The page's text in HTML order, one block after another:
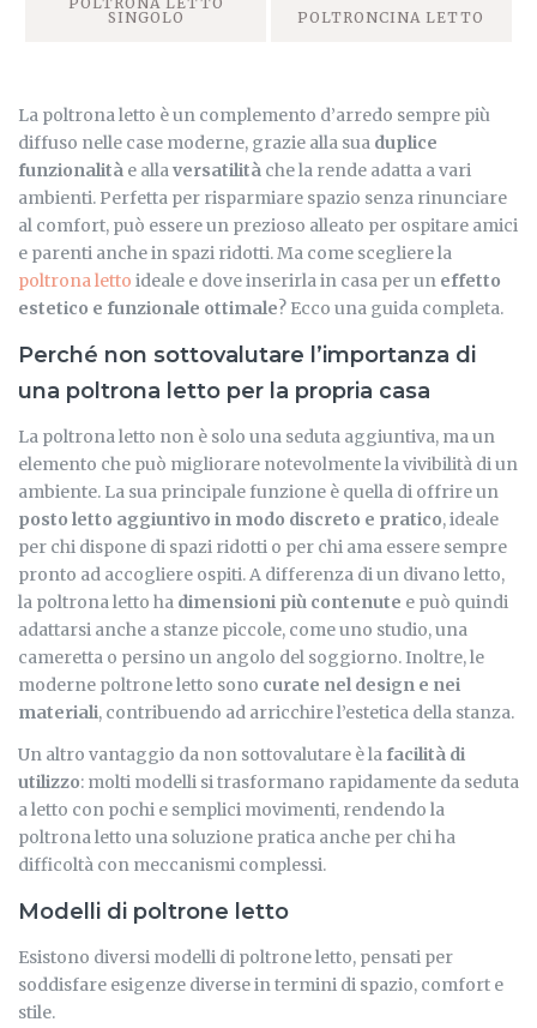
SINGOLO
POLTRONCINA LETTO
La poltrona letto è un complemento d’arredo sempre più
diffuso nelle case moderne, grazie alla sua duplice
funzionalità e allaversatilità che la rende adatta a vari
ambienti. Perfetta per risparmiare spazio senza rinunciare
al comfort, può essere un prezioso alleato per ospitare amici
e parenti anche in spazi ridotti. Ma come scegliere la
poltrona letto ideale e dove inserirla in casa per un effetto
estetico e funzionale ottimale? Ecco una guida completa.
Perché non sottovalutare l’importanza di
una poltrona letto per la propria casa
La poltrona letto non è solo una seduta aggiuntiva, ma un
elemento che può migliorare notevolmente la vivibilità di un
ambiente. La sua principale funzione è quella di offrire un
posto letto aggiuntivo in modo discreto e pratico, ideale
per chi dispone di spazi ridotti o per chi ama essere sempre
pronto ad accogliere ospiti. A differenza di un divano letto,
la poltrona letto ha dimensioni più contenute e può quindi
adattarsi anche a stanze piccole, come uno studio, una
cameretta o persino un angolo del soggiorno. Inoltre, le
moderne poltrone letto sono curate nel design e nei
materiali, contribuendo ad arricchire l’estetica della stanza.
Un altro vantaggio da non sottovalutare è la facilità di
utilizzo: molti modelli si trasformano rapidamente da seduta
a letto con pochi e semplici movimenti, rendendo la
poltrona letto una soluzione pratica anche per chi ha
difficoltà con meccanismi complessi.
Modelli di poltrone letto
Esistono diversi modelli di poltrone letto, pensati per
soddisfare esigenze diverse in termini di spazio, comfort e
stile.